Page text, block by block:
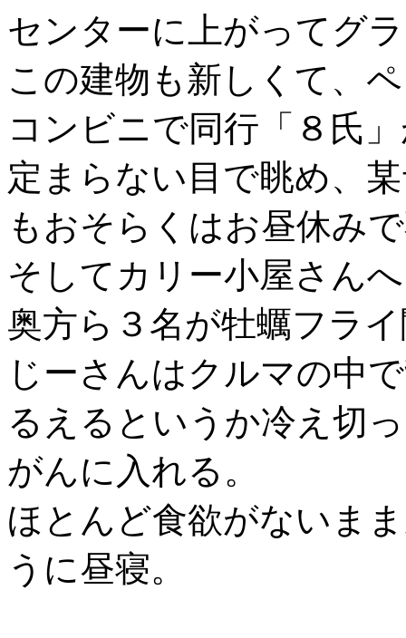
センターに上がってグ
この建物も新しくて、
コンビニで同行「８氏
定まらない目で眺め、
もおそらくはお昼休み
そしてカリー小屋さん
奥方ら３名が牡蠣フラ
じーさんはクルマの中
るえるというか冷え切
がんに入れる。
ほとんど食欲がないま
うに昼寝。